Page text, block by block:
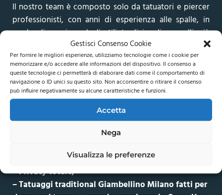
Gestisci Consenso Cookie
Per fornire le migliori esperienze, utilizziamo tecnologie come i cookie per
memorizzare e/o accedere alle informazioni del dispositivo. Il consenso a
queste tecnologie ci permetterà di elaborare dati come il comportamento di
navigazione o ID unici su questo sito. Non acconsentire o ritirare il consenso
può influire negativamente su alcune caratteristiche e funzioni.
Accetta
Nega
Visualizza le preferenze
Il nostro team è composto solo da tatuatori e piercer
professionisti, con anni di esperienza alle spalle, in
grado di spaziare dagli stili tradizionali a quelli più
moderni e ricercati, che sapranno dare forma a tutte le
vostre idee. Anche alle più strane e originali.
Venite a raccontarcele, la porta è sempre aperta.
ECCO COSA ASPETTARTIDAL NOSTRO STUDIO:
della migliore qualità;
– Privacy totale;
– Tatuaggi traditional Giambellino Milano fatti per